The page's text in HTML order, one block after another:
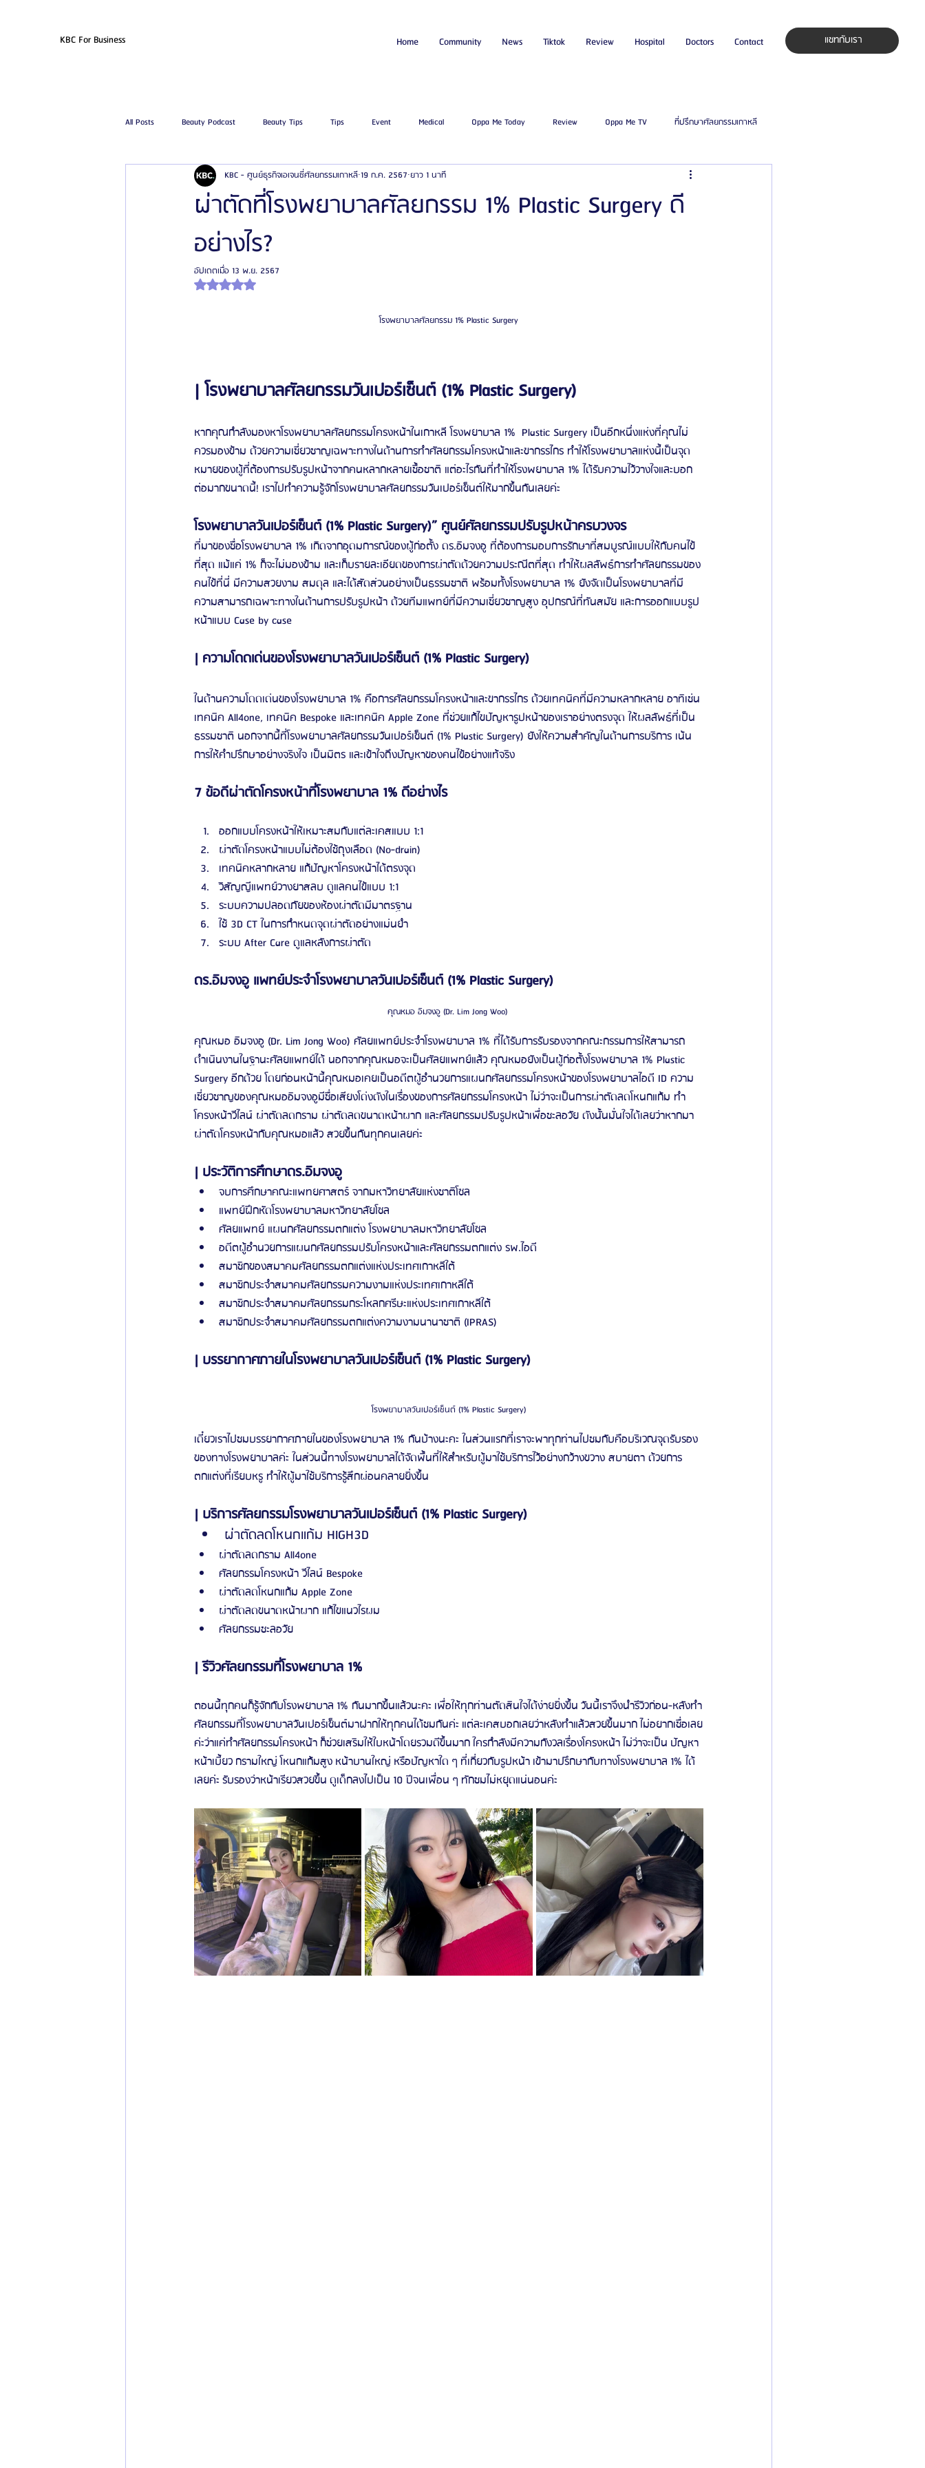
Home Community News Tiktok Review Hospital Doctors Contact แชทกับเรา
KBC For Business
All Posts Beauty Podcast Beauty Tips Tips Event Medical Oppa Me Today Review Oppa Me TV ที่ปรึกษาศัลยกรรมเกาหลี
รีวิวศัลยกรรมฉีดไขมัน รีวิวศัลยกรรมดูดไขมัน โรงพยาบาลศัลยกรรมเอท็อป ศัลยแพทย์ ประเทศเกาหลี
โรงพยาบาลศัลยกรรมเฟรช โรงพยาบาลศัลยกรรมจีเอ็นจี
รีวิวศัลยกรรมผู้ชาย โรงพยาบาลศัลยกรรมมาอิน
ผ่าตัดที่โรงพยาบาลศัลยกรรม 1% Plastic Surgery ดี
อย่างไร?
KBC - ศูนย์ธุรกิจเอเจนซี่ศัลยกรรมเกาหลี 19 ก.ค. 2567 ยาว 1 นาที
อัปเดตเมื่อ 13 พ.ย. 2567
ได้รับ NaN เต็ม 5 ดาว
โรงพยาบาลศัลยกรรม 1% Plastic Surgery
| โรงพยาบาลศัลยกรรมวันเปอร์เซ็นต์ (1% Plastic Surgery)
หากคุณกำลังมองหาโรงพยาบาลศัลยกรรมโครงหน้าในเกาหลี โรงพยาบาล 1%  Plastic Surgery เป็นอีกหนึ่งแห่งที่คุณไม่
ควรมองข้าม ด้วยความเชี่ยวชาญเฉพาะทางในด้านการทำศัลยกรรมโครงหน้าและขากรรไกร ทำให้โรงพยาบาลแห่งนี้เป็นจุด
หมายของผู้ที่ต้องการปรับรูปหน้าจากคนหลากหลายเชื้อชาติ แต่อะไรกันที่ทำให้โรงพยาบาล 1% ได้รับความไว้วางใจและบอก
ต่อมากขนาดนี้! เราไปทำความรู้จักโรงพยาบาลศัลยกรรมวันเปอร์เซ็นต์ให้มากขึ้นกันเลยค่ะ
โรงพยาบาลวันเปอร์เซ็นต์ (1% Plastic Surgery)” ศูนย์ศัลยกรรมปรับรูปหน้าครบวงจร
ที่มาของชื่อโรงพยาบาล 1% เกิดจากอุดมการณ์ของผู้ก่อตั้ง ดร.อิมจงอู ที่ต้องการมอบการรักษาที่สมบูรณ์แบบให้กับคนไข้
ที่สุด แม้แค่ 1% ก็จะไม่มองข้าม และเก็บรายละเอียดของการผ่าตัดด้วยความประณีตที่สุด ทำให้ผลลัพธ์การทำศัลยกรรมของ
คนไข้ที่นี่ มีความสวยงาม สมดุล และได้สัดส่วนอย่างเป็นธรรมชาติ พร้อมทั้งโรงพยาบาล 1% ยังจัดเป็นโรงพยาบาลที่มี
ความสามารถเฉพาะทางในด้านการปรับรูปหน้า ด้วยทีมแพทย์ที่มีความเชี่ยวชาญสูง อุปกรณ์ที่ทันสมัย และการออกแบบรูป
หน้าแบบ Case by case
| ความโดดเด่นของโรงพยาบาลวันเปอร์เซ็นต์ (1% Plastic Surgery)
ในด้านความโดดเด่นของโรงพยาบาล 1% คือการศัลยกรรมโครงหน้าและขากรรไกร ด้วยเทคนิคที่มีความหลากหลาย อาทิเช่น
เทคนิค All4one, เทคนิค Bespoke และเทคนิค Apple Zone ที่ช่วยแก้ไขปัญหารูปหน้าของเราอย่างตรงจุด ให้ผลลัพธ์ที่เป็น
ธรรมชาติ นอกจากนี้ที่โรงพยาบาลศัลยกรรมวันเปอร์เซ็นต์ (1% Plastic Surgery) ยังให้ความสำคัญในด้านการบริการ เน้น
การให้คำปรึกษาอย่างจริงใจ เป็นมิตร และเข้าใจถึงปัญหาของคนไข้อย่างแท้จริง
7 ข้อดีผ่าตัดโครงหน้าที่โรงพยาบาล 1% ดีอย่างไร
ออกแบบโครงหน้าให้เหมาะสมกับแต่ละเคสแบบ 1:1
ผ่าตัดโครงหน้าแบบไม่ต้องใช้ถุงเลือด (No-drain)
เทคนิคหลากหลาย แก้ปัญหาโครงหน้าได้ตรงจุด
วิสัญญีแพทย์วางยาสลบ ดูแลคนไข้แบบ 1:1
ระบบความปลอดภัยของห้องผ่าตัดมีมาตรฐาน
ใช้ 3D CT ในการกำหนดจุดผ่าตัดอย่างแม่นยำ
ระบบ After Care ดูแลหลังการผ่าตัด
ดร.อิมจงอู แพทย์ประจำโรงพยาบาลวันเปอร์เซ็นต์ (1% Plastic Surgery)
คุณหมอ อิมจงอู (Dr. Lim Jong Woo)
คุณหมอ อิมจงอู (Dr. Lim Jong Woo) ศัลยแพทย์ประจำโรงพยาบาล 1% ที่ได้รับการรับรองจากคณะกรรมการให้สามารถ
ดำเนินงานในฐานะศัลยแพทย์ได้ นอกจากคุณหมอจะเป็นศัลยแพทย์แล้ว คุณหมอยังเป็นผู้ก่อตั้งโรงพยาบาล 1% Plastic
Surgery อีกด้วย โดยก่อนหน้านี้คุณหมอเคยเป็นอดีตผู้อำนวยการแผนกศัลยกรรมโครงหน้าของโรงพยาบาลไอดี ID ความ
เชี่ยวชาญของคุณหมออิมจงอูมีชื่อเสียงโด่งดังในเรื่องของการศัลยกรรมโครงหน้า ไม่ว่าจะเป็นการผ่าตัดลดโหนกแก้ม ทำ
โครงหน้าวีไลน์ ผ่าตัดลดกราม ผ่าตัดลดขนาดหน้าผาก และศัลยกรรมปรับรูปหน้าเพื่อชะลอวัย ดังนั้นมั่นใจได้เลยว่าหากมา
ผ่าตัดโครงหน้ากับคุณหมอแล้ว สวยขึ้นกันทุกคนเลยค่ะ
| ประวัติการศึกษาดร.อิมจงอู
จบการศึกษาคณะแพทยศาสตร์ จากมหาวิทยาลัยแห่งชาติโซล
แพทย์ฝึกหัดโรงพยาบาลมหาวิทยาลัยโซล
ศัลยแพทย์ แผนกศัลยกรรมตกแต่ง โรงพยาบาลมหาวิทยาลัยโซล
อดีตผู้อำนวยการแผนกศัลยกรรมปรับโครงหน้าและศัลยกรรมตกแต่ง รพ.ไอดี
สมาชิกของสมาคมศัลยกรรมตกแต่งแห่งประเทศเกาหลีใต้
สมาชิกประจำสมาคมศัลยกรรมความงามแห่งประเทศเกาหลีใต้
สมาชิกประจำสมาคมศัลยกรรมกระโหลกศรีษะแห่งประเทศเกาหลีใต้
สมาชิกประจำสมาคมศัลยกรรมตกแต่งความงามนานาชาติ (IPRAS)
| บรรยากาศภายในโรงพยาบาลวันเปอร์เซ็นต์ (1% Plastic Surgery)
โรงพยาบาลวันเปอร์เซ็นต์ (1% Plastic Surgery)
เดี๋ยวเราไปชมบรรยากาศภายในของโรงพยาบาล 1% กันบ้างนะคะ ในส่วนแรกที่เราจะพาทุกท่านไปชมกับคือบริเวณจุดรับรอง
ของทางโรงพยาบาลค่ะ ในส่วนนี้ทางโรงพยาบาลได้จัดพื้นที่ให้สำหรับผู้มาใช้บริการไว้อย่างกว้างขวาง สบายตา ด้วยการ
ตกแต่งที่เรียบหรู ทำให้ผู้มาใช้บริการรู้สึกผ่อนคลายยิ่งขึ้น
| บริการศัลยกรรมโรงพยาบาลวันเปอร์เซ็นต์ (1% Plastic Surgery)
ผ่าตัดลดโหนกแก้ม HIGH3D
ผ่าตัดลดกราม All4one
ศัลยกรรมโครงหน้า วีไลน์ Bespoke
ผ่าตัดลดโหนกแก้ม Apple Zone
ผ่าตัดลดขนาดหน้าผาก แก้ไขแนวไรผม
ศัลยกรรมชะลอวัย
| รีวิวศัลยกรรมที่โรงพยาบาล 1%
ตอนนี้ทุกคนก็รู้จักกับโรงพยาบาล 1% กันมากขึ้นแล้วนะคะ เพื่อให้ทุกท่านตัดสินใจได้ง่ายยิ่งขึ้น วันนี้เราจึงนำรีวิวก่อน-หลังทำ
ศัลยกรรมที่โรงพยาบาลวันเปอร์เซ็นต์มาฝากให้ทุกคนได้ชมกันค่ะ แต่ละเคสบอกเลยว่าหลังทำแล้วสวยขึ้นมาก ไม่อยากเชื่อเลย
ค่ะว่าแค่ทำศัลยกรรมโครงหน้า ก็ช่วยเสริมให้ใบหน้าโดยรวมดีขึ้นมาก ใครกำลังมีความกังวลเรื่องโครงหน้า ไม่ว่าจะเป็น ปัญหา
หน้าเบี้ยว กรามใหญ่ โหนกแก้มสูง หน้าบานใหญ่ หรือปัญหาใด ๆ ที่เกี่ยวกับรูปหน้า เข้ามาปรึกษากับทางโรงพยาบาล 1% ได้
เลยค่ะ รับรองว่าหน้าเรียวสวยขึ้น ดูเด็กลงไปเป็น 10 ปีจนเพื่อน ๆ ทักชมไม่หยุดแน่นอนค่ะ